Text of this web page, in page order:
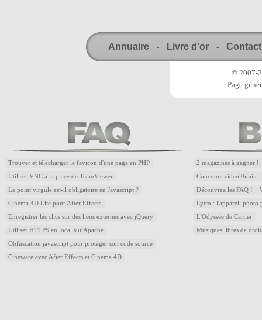
Annuaire - Livre d'or - Contact
© 2007-
Page
Trouver et télécharger le favicon d'une page en PHP
Utiliser VNC à la place de TeamViewer
Le point virgule est-il obligatoire en Javascript ?
Cinema 4D Lite pour After Effects
Enregistrer les clics sur des liens externes avec jQuery
Utiliser HTTPS en local sur Apache
Obfuscation javascript pour protéger son code source
Cineware avec After Effects et Cinema 4D
2 magazines à gagner !
Concours video2brain
Découvrez les FAQ !
Lytro : l'appareil photo
L'Odyssée de Cartier
Musiques libres de